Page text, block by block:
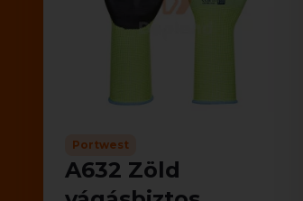
Portwest
A632 Zöld